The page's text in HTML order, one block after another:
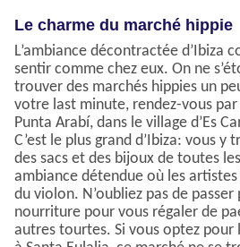
Le charme du marché hippie
L’ambiance décontractée d’Ibiza
sentir comme chez eux. On ne
trouver des marchés hippies un
votre last minute, rendez-vous
Punta Arabí, dans le village d’Es
C’est le plus grand d’Ibiza: vous y
des sacs et des bijoux de toutes
ambiance détendue où les
du violon. N’oubliez pas de passer
nourriture pour vous régaler de
autres tourtes. Si vous optez pour